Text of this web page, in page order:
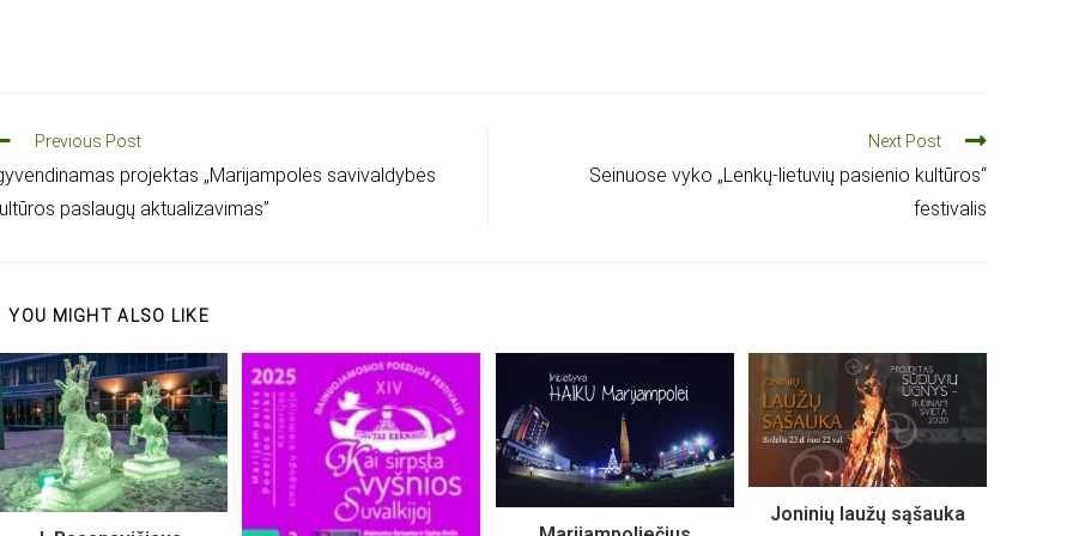
Previous Post
projektas „Marijampolės savivaldybės
paslaugų aktualizavimas”
Next Post
Seinuose vyko „Lenkų-lietuvių pasienio kultūros“
festivalis
YOU MIGHT ALSO LIKE
Joninių laužų sąšauka